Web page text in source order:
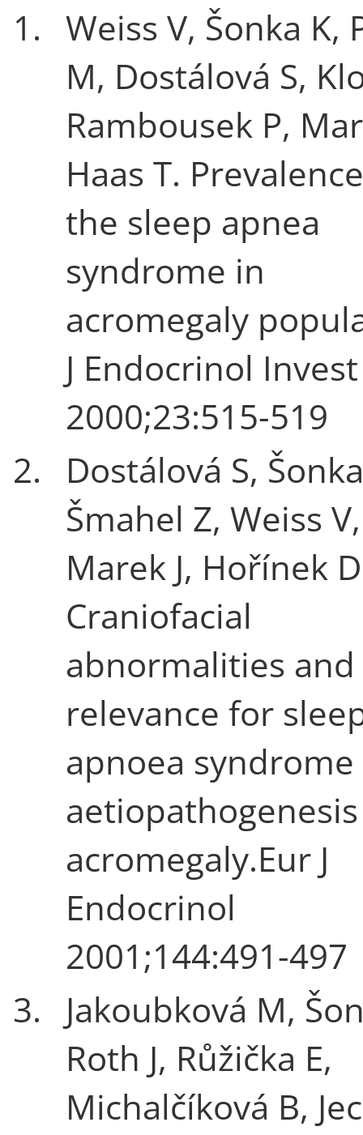
1. Weiss V, Šonka K,
M, Dostálová S,
Rambousek P,
Haas T.
the sleep apnea
syndrome in
acromegaly
J Endocrinol Invest
2000;23:515-519
2.
Dostálová S,
Šmahel Z, Weiss V,
Marek J, Hořínek
Craniofacial
abnormalities
relevance for
apnoea syndrome
acromegaly.Eur J
Endocrinol
2001;144:491-497
3.
Jakoubková M,
Roth J, Růžička E,
Michalčíková B,